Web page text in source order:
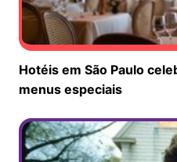
Hotéis em São Paulo
menus especiais